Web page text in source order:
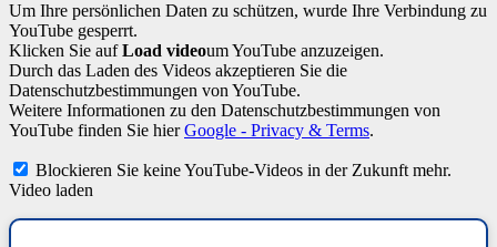
Um Ihre persönlichen Daten zu schützen, wurde Ihre Verbindung zu
YouTube gesperrt.
Klicken Sie aufLoad videoum YouTube anzuzeigen.
Durch das Laden des Videos akzeptieren Sie die
Datenschutzbestimmungen von YouTube.
Weitere Informationen zu den Datenschutzbestimmungen von
YouTube finden Sie hierGoogle - Privacy & Terms.
Blockieren Sie keine YouTube-Videos in der Zukunft mehr.
Video laden